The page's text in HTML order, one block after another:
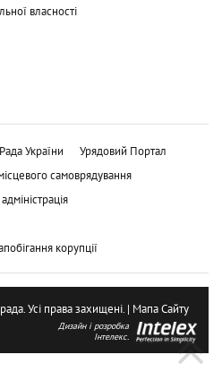
власності
України
Урядовий Портал
самоврядування
корупції
Усі права захищені. | Мапа Сайту
Дизайн і розробка
Інтелекс.